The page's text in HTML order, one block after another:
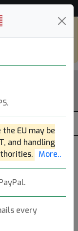
EU may be
and handling
More..
every
Next